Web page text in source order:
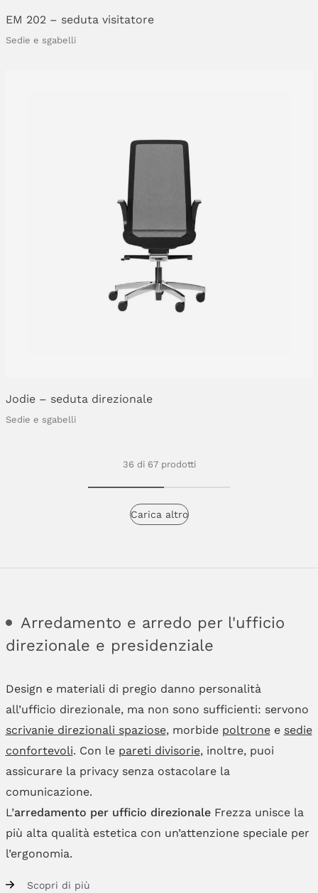
EM 202 – seduta visitatore
Sedie e sgabelli
Jodie – seduta direzionale
Sedie e sgabelli
36 di 67 prodotti
Carica altro
Arredamento e arredo per l'ufficio
direzionale e presidenziale
Design e materiali di pregio danno personalità
all’ufficio direzionale, ma non sono sufficienti: servono
scrivanie direzionali spaziose, morbide poltronee sedie
confortevoli. Con le pareti divisorie, inoltre, puoi
assicurare la privacy senza ostacolare la
comunicazione.
L’arredamento per ufficio direzionaleFrezza unisce la
più alta qualità estetica con un’attenzione speciale per
l’ergonomia.
Scopri di più